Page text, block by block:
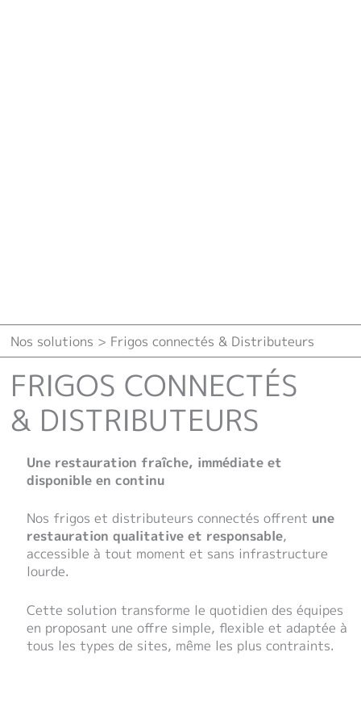
Nos solutions > Frigos connectés & Distributeurs
FRIGOS CONNECTÉS
& DISTRIBUTEURS
Une restauration fraîche, immédiate et
disponible en continu
Nos frigos et distributeurs connectés offrent une
restauration qualitative et responsable,
accessible à tout moment et sans infrastructure
lourde.
Cette solution transforme le quotidien des équipes
en proposant une offre simple, flexible et adaptée à
tous les types de sites, même les plus contraints.